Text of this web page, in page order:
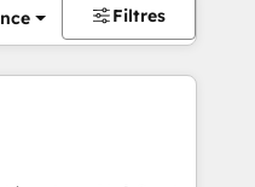
Filtres